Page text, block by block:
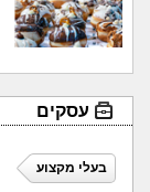
עסקים
בעלי מקצוע